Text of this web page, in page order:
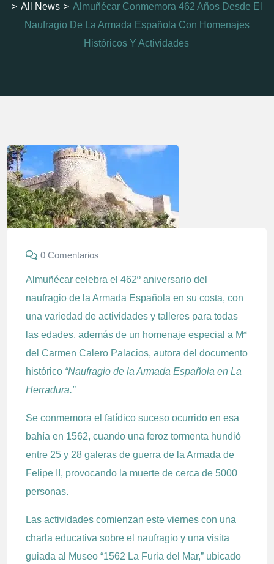
> All News > Almuñécar Conmemora 462 Años Desde El
Naufragio De La Armada Española Con Homenajes
Históricos Y Actividades
0 Comentarios
Almuñécar celebra el 462º aniversario del
naufragio de la Armada Española en su costa, con
una variedad de actividades y talleres para todas
las edades, además de un homenaje especial a Mª
del Carmen Calero Palacios, autora del documento
histórico “Naufragio de la Armada Española en La
Herradura.”
Se conmemora el fatídico suceso ocurrido en esa
bahía en 1562, cuando una feroz tormenta hundió
entre 25 y 28 galeras de guerra de la Armada de
Felipe II, provocando la muerte de cerca de 5000
personas.
Las actividades comienzan este viernes con una
charla educativa sobre el naufragio y una visita
guiada al Museo “1562 La Furia del Mar,” ubicado